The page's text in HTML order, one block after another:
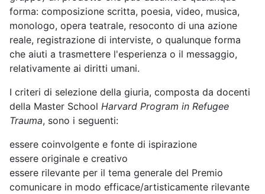
forma: composizione scritta, poesia, video, musica,
monologo, opera teatrale, resoconto di una azione
reale, registrazione di interviste, o qualunque forma
che aiuti a trasmettere l'esperienza o il messaggio,
relativamente ai diritti umani.
I criteri di selezione della giuria, composta da docenti
della Master School Harvard Program in Refugee
Trauma, sono i seguenti:
essere coinvolgente e fonte di ispirazione
essere originale e creativo
essere rilevante per il tema generale del Premio
comunicare in modo efficace/artisticamente rilevante